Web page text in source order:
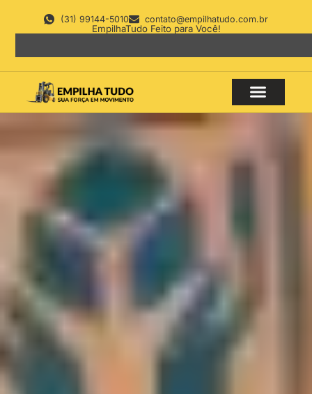
(31) 99144-5010 contato@empilhatudo.com.br
EmpilhaTudo Feito para Você!